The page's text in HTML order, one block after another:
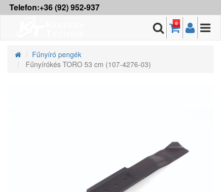
Telefon:+36 (92) 952-937
0
Fűnyíró pengék
Fűnyírókés TORO 53 cm (107-4276-03)